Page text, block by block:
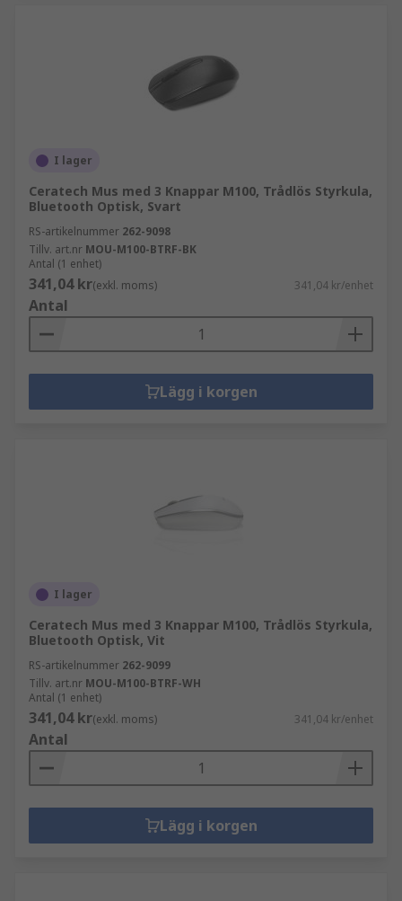
I lager
Ceratech Mus med 3 Knappar M100, Trådlös Styrkula,
Bluetooth Optisk, Svart
RS-artikelnummer 262-9098
Tillv. art.nr MOU-M100-BTRF-BK
Antal (1 enhet)
341,04 kr(exkl. moms) 341,04 kr/enhet
Antal
Lägg i korgen
I lager
Ceratech Mus med 3 Knappar M100, Trådlös Styrkula,
Bluetooth Optisk, Vit
RS-artikelnummer 262-9099
Tillv. art.nr MOU-M100-BTRF-WH
Antal (1 enhet)
341,04 kr(exkl. moms) 341,04 kr/enhet
Antal
Lägg i korgen